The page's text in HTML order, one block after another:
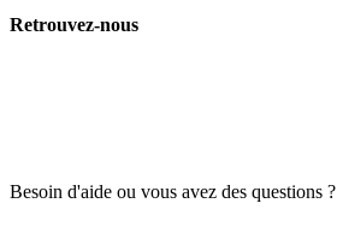
Retrouvez-nous
Besoin d'aide ou vous avez des questions ?